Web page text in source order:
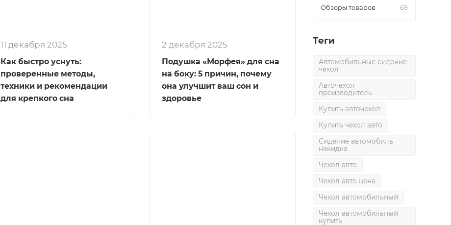
11 декабря 2025
Как быстро уснуть:
проверенные методы,
техники и рекомендации
для крепкого сна
2 декабря 2025
Подушка «Морфея» для сна
на боку: 5 причин, почему
она улучшит ваш сон и
здоровье
Обзоры товаров 69
Теги
Автомобильные сидение
чехол
Авточехол
производитель
Купить авточехол
Купить чехол авто
Сидение автомобиль
накидка
Чехол авто
Чехол авто цена
Чехол автомобильный
Чехол автомобильный
купить